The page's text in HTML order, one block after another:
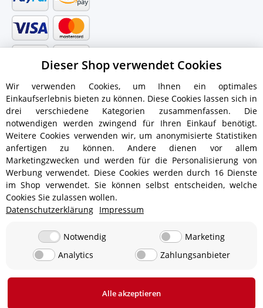
Versandinformationen
ab 5,90 € - Ab 300 € Bestellwert
ab 9,90 € - Ab 350 € Bestellwert
Versandkostenfrei!
19,90 €
0 € bei Abholung in 24850 Lürschau, Deutschland
Dieser Shop verwendet Cookies
Wir verwenden Cookies, um Ihnen ein optimales
Einkaufserlebnis bieten zu können. Diese Cookies lassen sich in
drei verschiedene Kategorien zusammenfassen. Die
notwendigen werden zwingend für Ihren Einkauf benötigt.
Weitere Cookies verwenden wir, um anonymisierte Statistiken
anfertigen zu können. Andere dienen vor allem
Marketingzwecken und werden für die Personalisierung von
Werbung verwendet. Diese Cookies werden durch 16 Dienste
im Shop verwendet. Sie können selbst entscheiden, welche
Cookies Sie zulassen wollen.
Datenschutzerklärung Impressum
Notwendig
Marketing
Analytics
Zahlungsanbieter
Alle akzeptieren